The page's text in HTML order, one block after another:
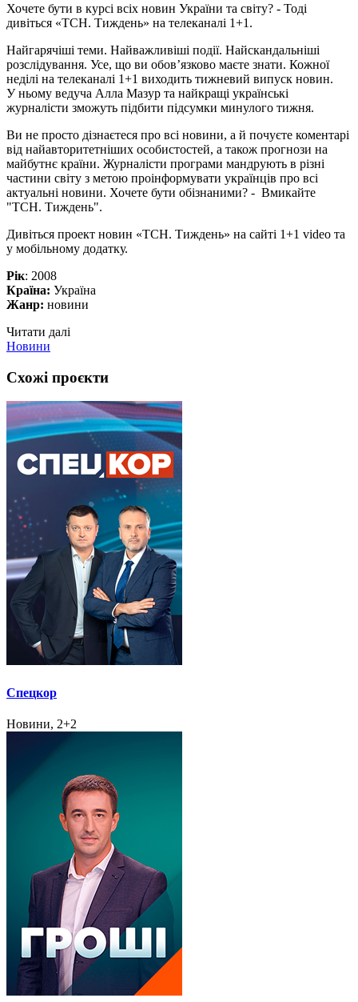
Хочете бути в курсі всіх новин України та світу? - Тоді
дивіться «ТСН. Тиждень» на телеканалі 1+1.
Найгарячіші теми. Найважливіші події. Найскандальніші
розслідування. Усе, що ви обов’язково маєте знати. Кожної
неділі на телеканалі 1+1 виходить тижневий випуск новин.
У ньому ведуча Алла Мазур та найкращі українські
журналісти зможуть підбити підсумки минулого тижня.
Ви не просто дізнаєтеся про всі новини, а й почуєте коментарі
від найавторитетніших особистостей, а також прогнози на
майбутнє країни. Журналісти програми мандрують в різні
частини світу з метою проінформувати українців про всі
актуальні новини. Хочете бути обізнаними? - Вмикайте
"ТСН. Тиждень".
Дивіться проект новин «ТСН. Тиждень» на сайті 1+1 video та
у мобільному додатку.
Рік: 2008
Країна: Україна
Жанр: новини
Читати далі
Новини
Схожі проєкти
Спецкор
Новини, 2+2